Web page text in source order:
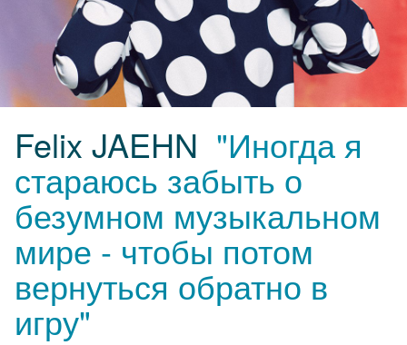
Felix JAEHN "Иногда я
стараюсь забыть о
безумном музыкальном
мире - чтобы потом
вернуться обратно в
игру"